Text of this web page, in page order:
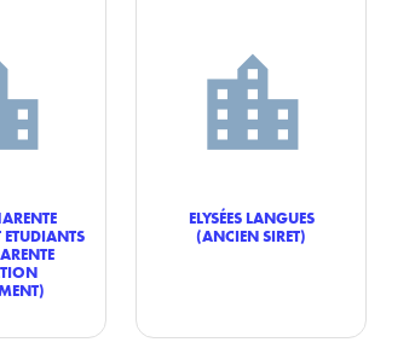
ETUDIANTS
ELYSÉES LANGUES
(ANCIEN SIRET)